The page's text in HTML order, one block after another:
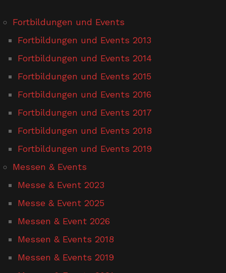
Fortbildungen und Events
Fortbildungen und Events 2013
Fortbildungen und Events 2014
Fortbildungen und Events 2015
Fortbildungen und Events 2016
Fortbildungen und Events 2017
Fortbildungen und Events 2018
Fortbildungen und Events 2019
Messen & Events
Messe & Event 2023
Messe & Event 2025
Messen & Event 2026
Messen & Events 2018
Messen & Events 2019